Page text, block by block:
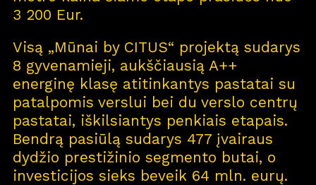
3 200 Eur.
Visą „Mūnai by CITUS“ projektą sudarys
8 gyvenamieji, aukščiausią A++
energinę klasę atitinkantys pastatai su
patalpomis verslui bei du verslo centrų
pastatai, iškilsiantys penkiais etapais.
Bendrą pasiūlą sudarys 477 įvairaus
dydžio prestižinio segmento butai, o
investicijos sieks beveik 64 mln. eurų.